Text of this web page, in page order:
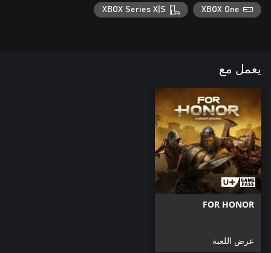
XBOX One
XBOX Series X|S
يعمل مع
FOR HONOR
عرض اللعبة